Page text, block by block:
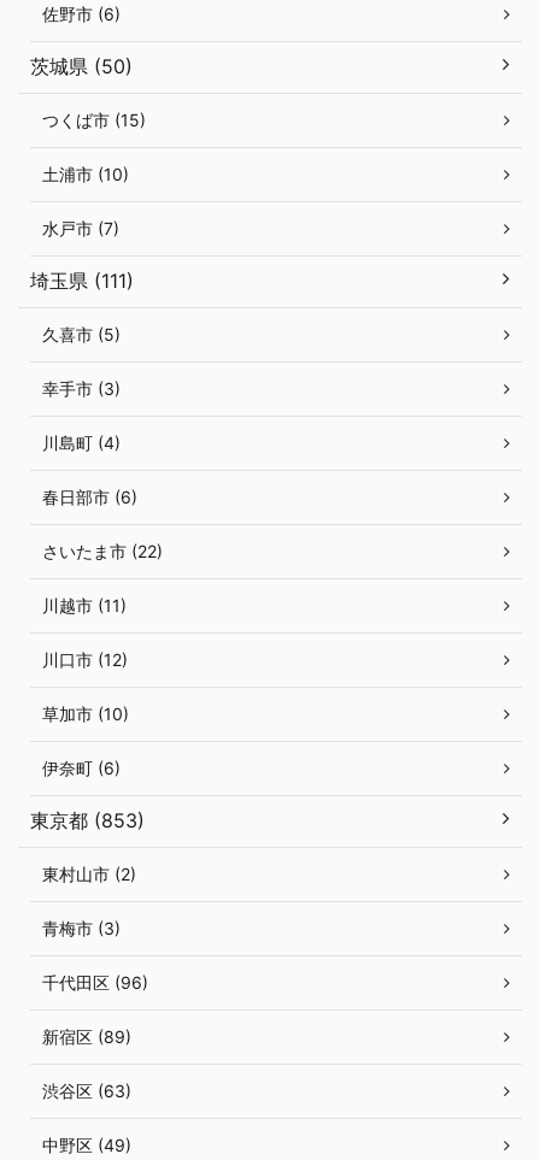
佐野市 (6)
茨城県 (50)
つくば市 (15)
土浦市 (10)
水戸市 (7)
埼玉県 (111)
久喜市 (5)
幸手市 (3)
川島町 (4)
春日部市 (6)
さいたま市 (22)
川越市 (11)
川口市 (12)
草加市 (10)
伊奈町 (6)
東京都 (853)
東村山市 (2)
青梅市 (3)
千代田区 (96)
新宿区 (89)
渋谷区 (63)
中野区 (49)